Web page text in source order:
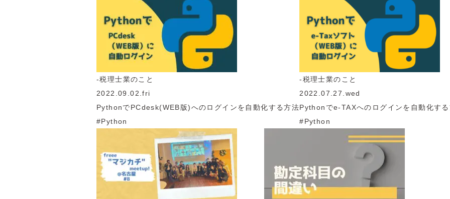
-税理士業のこと
2022.09.02.fri
PythonでPCdesk(WEB版)へのログインを自動化する方法
#Python
-税理士業のこと
2022.07.27.wed
Pythonでe-TAXへのログインを自動化す
#Python